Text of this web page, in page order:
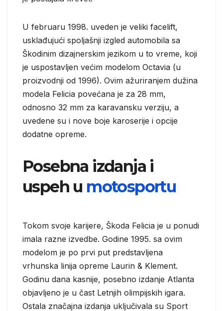
U februaru 1998. uveden je veliki facelift,
usklađujući spoljašnji izgled automobila sa
Škodinim dizajnerskim jezikom u to vreme, koji
je uspostavljen većim modelom Octavia (u
proizvodnji od 1996). Ovim ažuriranjem dužina
modela Felicia povećana je za 28 mm,
odnosno 32 mm za karavansku verziju, a
uvedene su i nove boje karoserije i opcije
dodatne opreme.
Posebna izdanja i
uspeh u motosportu
Tokom svoje karijere, Škoda Felicia je u ponudi
imala razne izvedbe. Godine 1995. sa ovim
modelom je po prvi put predstavljena
vrhunska linija opreme Laurin & Klement.
Godinu dana kasnije, posebno izdanje Atlanta
objavljeno je u čast Letnjih olimpijskih igara.
Ostala značajna izdanja uključivala su Sport